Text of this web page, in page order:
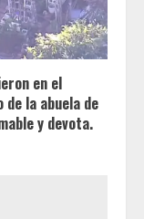
en el
la abuela de
y devota.